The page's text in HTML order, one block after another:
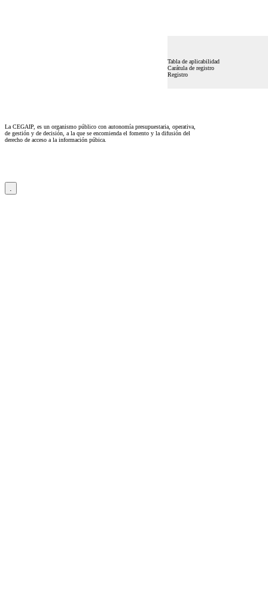
Tabla de aplicabilidad
Carátula de registro
Registro
La CEGAIP, es un organismo público con autonomía presupuestaria, operativa,
de gestión y de decisión, a la que se encomienda el fomento y la difusión del
derecho de acceso a la información púbica.